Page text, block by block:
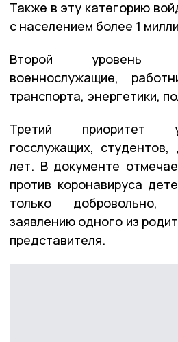
Также в эту категорию
с населением более 1
Второй уровень
военнослужащие,
транспорта, энергетики,
Третий приоритет
госслужащих,
лет. В документе
против коронавируса
только добровольно,
заявлению одного из
представителя.